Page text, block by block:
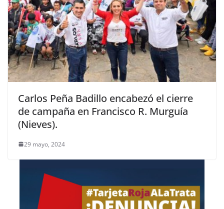
Carlos Peña Badillo encabezó el cierre
de campaña en Francisco R. Murguía
(Nieves).
29 mayo, 2024